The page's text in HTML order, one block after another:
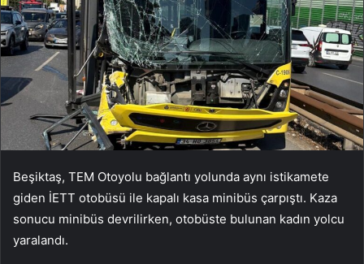
Beşiktaş, TEM Otoyolu bağlantı yolunda aynı istikamete
giden İETT otobüsü ile kapalı kasa minibüs çarpıştı. Kaza
sonucu minibüs devrilirken, otobüste bulunan kadın yolcu
yaralandı.